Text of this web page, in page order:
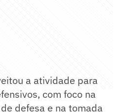
a atividade para
com foco na
defesa e na tomada